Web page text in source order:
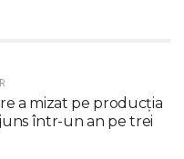
a mizat pe producția
într-un an pe trei